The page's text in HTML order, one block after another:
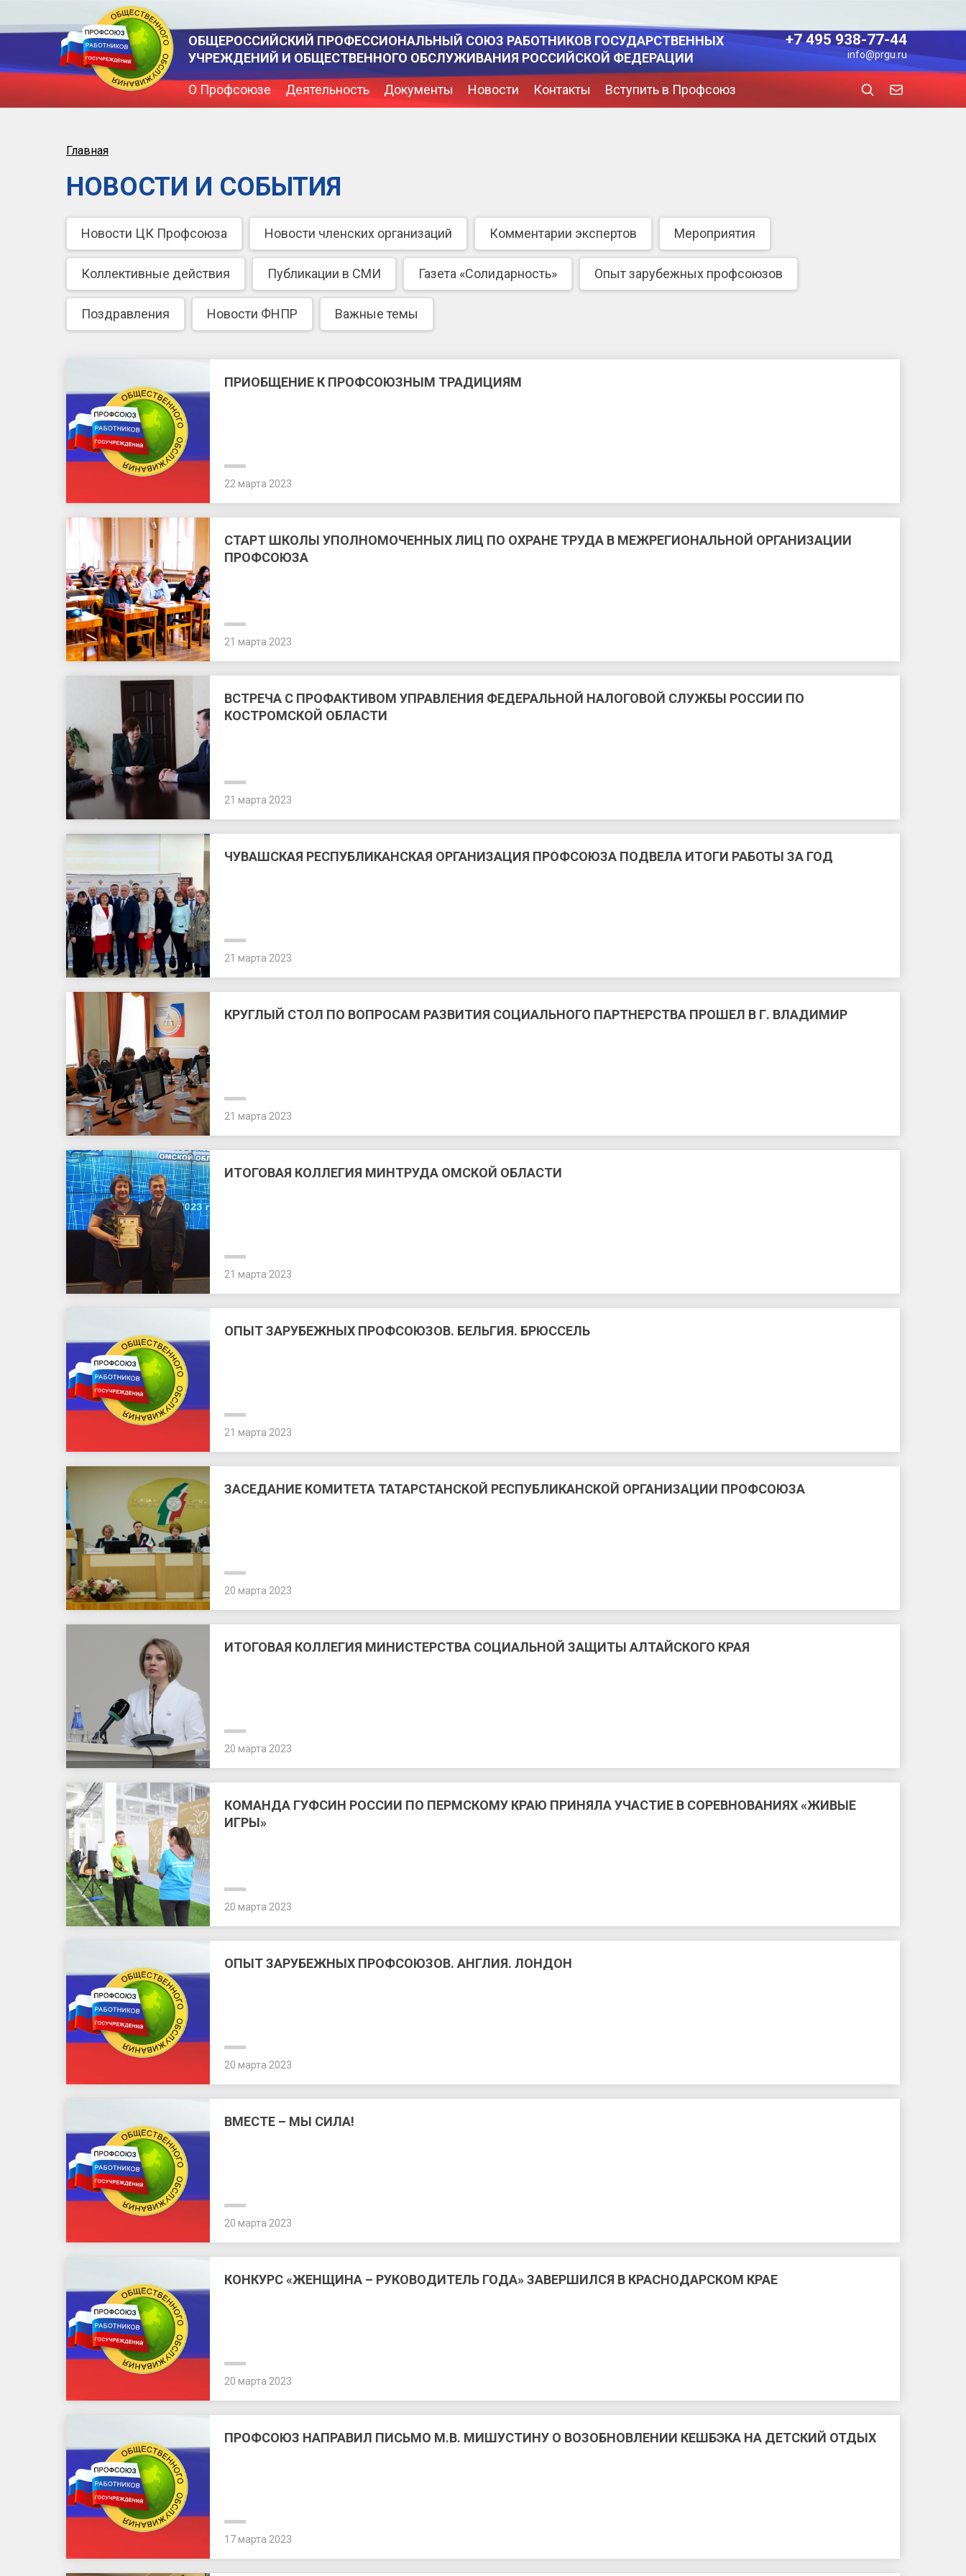
ОБЩЕРОССИЙСКИЙ ПРОФЕССИОНАЛЬНЫЙ СОЮЗ РАБОТНИКОВ ГОСУДАРСТВЕННЫХ
УЧРЕЖДЕНИЙ И ОБЩЕСТВЕННОГО ОБСЛУЖИВАНИЯ РОССИЙСКОЙ ФЕДЕРАЦИИ
+7 495 938-77-44
info@prgu.ru
О Профсоюзе Деятельность Документы Новости Контакты Вступить в Профсоюз
Главная
НОВОСТИ И СОБЫТИЯ
Новости ЦК Профсоюза Новости членских организаций Комментарии экспертов Мероприятия
Коллективные действия Публикации в СМИ Газета «Солидарность» Опыт зарубежных профсоюзов
Поздравления Новости ФНПР Важные темы
ПРИОБЩЕНИЕ К ПРОФСОЮЗНЫМ ТРАДИЦИЯМ
22 марта 2023
СТАРТ ШКОЛЫ УПОЛНОМОЧЕННЫХ ЛИЦ ПО ОХРАНЕ ТРУДА В МЕЖРЕГИОНАЛЬНОЙ ОРГАНИЗАЦИИ
ПРОФСОЮЗА
21 марта 2023
ВСТРЕЧА С ПРОФАКТИВОМ УПРАВЛЕНИЯ ФЕДЕРАЛЬНОЙ НАЛОГОВОЙ СЛУЖБЫ РОССИИ ПО
КОСТРОМСКОЙ ОБЛАСТИ
21 марта 2023
ЧУВАШСКАЯ РЕСПУБЛИКАНСКАЯ ОРГАНИЗАЦИЯ ПРОФСОЮЗА ПОДВЕЛА ИТОГИ РАБОТЫ ЗА ГОД
21 марта 2023
КРУГЛЫЙ СТОЛ ПО ВОПРОСАМ РАЗВИТИЯ СОЦИАЛЬНОГО ПАРТНЕРСТВА ПРОШЕЛ В Г. ВЛАДИМИР
21 марта 2023
ИТОГОВАЯ КОЛЛЕГИЯ МИНТРУДА ОМСКОЙ ОБЛАСТИ
21 марта 2023
ОПЫТ ЗАРУБЕЖНЫХ ПРОФСОЮЗОВ. БЕЛЬГИЯ. БРЮССЕЛЬ
21 марта 2023
ЗАСЕДАНИЕ КОМИТЕТА ТАТАРСТАНСКОЙ РЕСПУБЛИКАНСКОЙ ОРГАНИЗАЦИИ ПРОФСОЮЗА
20 марта 2023
ИТОГОВАЯ КОЛЛЕГИЯ МИНИСТЕРСТВА СОЦИАЛЬНОЙ ЗАЩИТЫ АЛТАЙСКОГО КРАЯ
20 марта 2023
КОМАНДА ГУФСИН РОССИИ ПО ПЕРМСКОМУ КРАЮ ПРИНЯЛА УЧАСТИЕ В СОРЕВНОВАНИЯХ «ЖИВЫЕ
ИГРЫ»
20 марта 2023
ОПЫТ ЗАРУБЕЖНЫХ ПРОФСОЮЗОВ. АНГЛИЯ. ЛОНДОН
20 марта 2023
ВМЕСТЕ – МЫ СИЛА!
20 марта 2023
КОНКУРС «ЖЕНЩИНА – РУКОВОДИТЕЛЬ ГОДА» ЗАВЕРШИЛСЯ В КРАСНОДАРСКОМ КРАЕ
20 марта 2023
ПРОФСОЮЗ НАПРАВИЛ ПИСЬМО М.В. МИШУСТИНУ О ВОЗОБНОВЛЕНИИ КЕШБЭКА НА ДЕТСКИЙ ОТДЫХ
17 марта 2023